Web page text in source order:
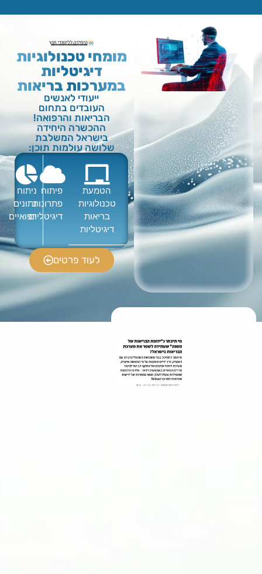
מומחי טכנולוגיות
דיגיטליות
במערכות בריאות
ייעודי לאנשים
העובדים בתחום
הבריאות והרפואה!
ההכשרה היחידה
בישראל המשלבת
שלושה עולמות תוכן:
הטמעת
טכנולוגיות
בריאות
דיגיטליות
פיתוח
פתרונות
דיגיטליים
ניתוח
נתונים
רפואיים
לעוד פרטים